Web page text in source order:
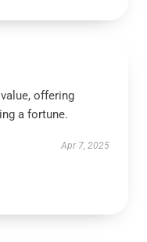
offering
a fortune.
Apr 7, 2025